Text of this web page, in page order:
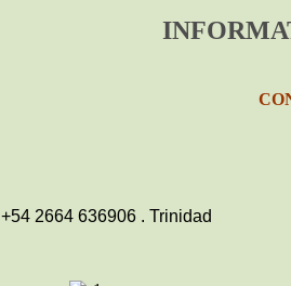
+54 2664 636906 . Trinidad